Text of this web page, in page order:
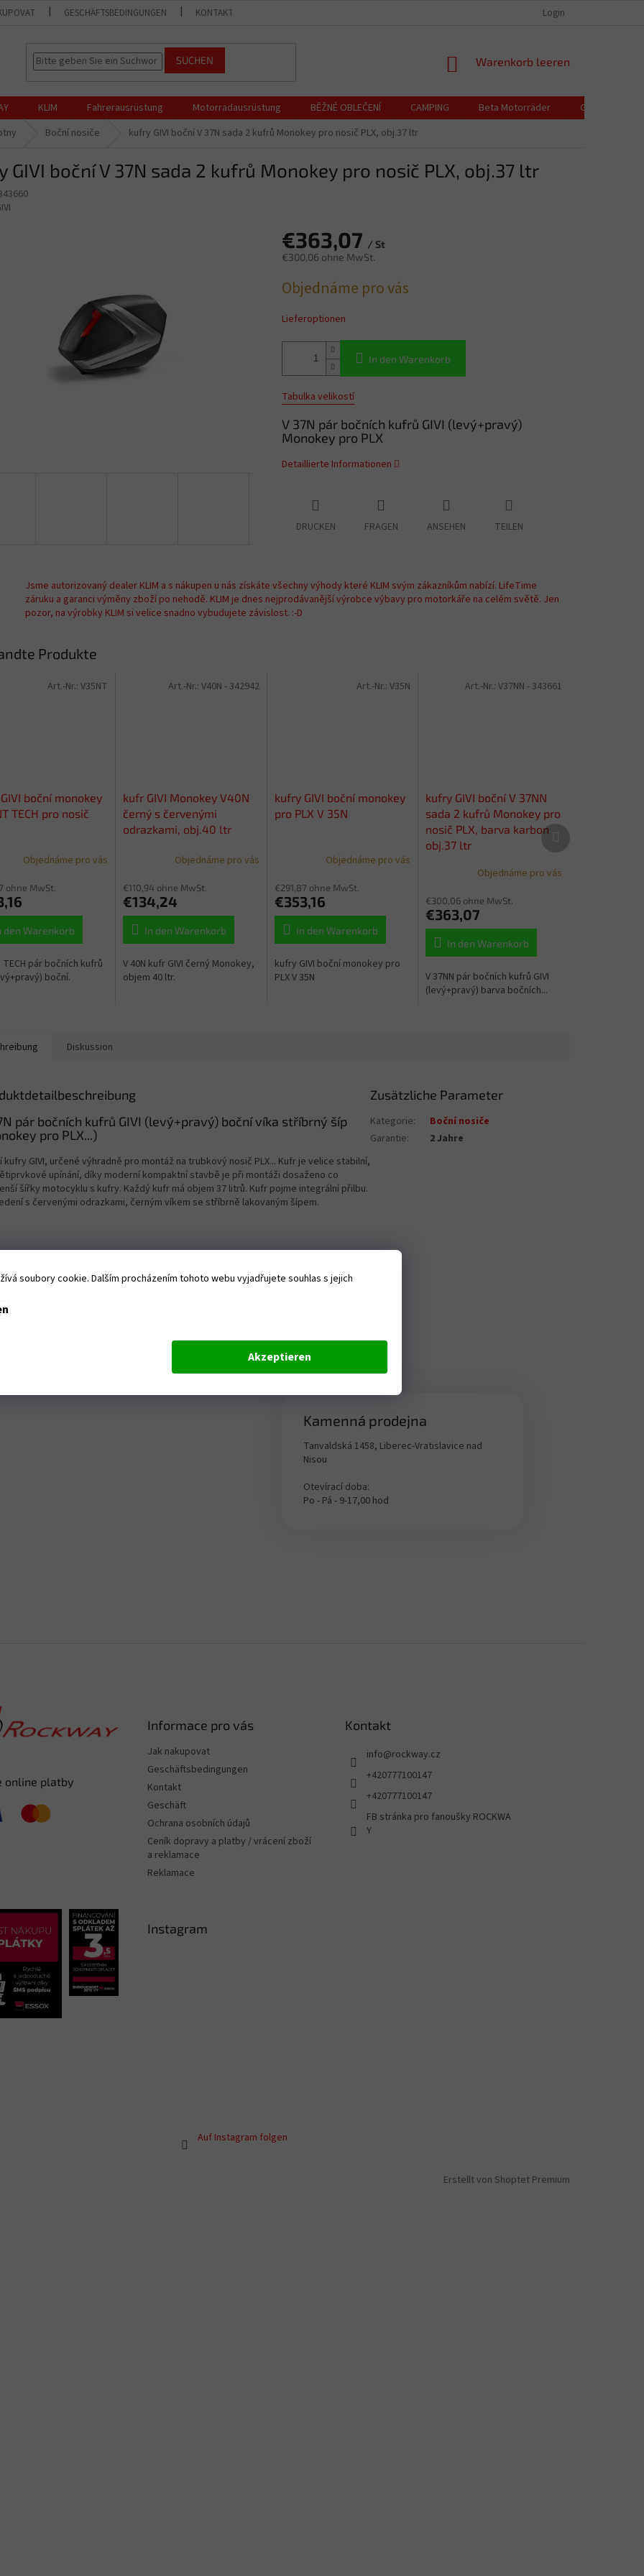
soubory cookie. Dalším procházením tohoto webu vyjadřujete souhlas s jejich
Akzeptieren
GESCHÄFTSBEDINGUNGEN KONTAKT CENÍK DOPRAVY A PLATBY / VRÁCENÍ
Login
SUCHEN WARENKORB
Warenkorb leeren
KLIM Fahrerausrüstung Motorradausrüstung BĚŽNÉ OBLEČENÍ CAMPING Beta Motorräder
Boční nosiče kufry GIVI boční V 37N sada 2 kufrů Monokey pro nosič PLX, obj.37 ltr
GIVI boční V 37N sada 2 kufrů Monokey pro nosič PLX, obj.37 ltr
€363,07 / St
€300,06 ohne MwSt.
Objednáme pro vás
Lieferoptionen
In den Warenkorb
Tabulka velikostí
V 37N pár bočních kufrů GIVI (levý+pravý)
Monokey pro PLX
Detaillierte Informationen
DRUCKEN FRAGEN ANSEHEN TEILEN
Jsme autorizovaný dealer KLIM a s nákupen u nás získáte všechny výhody které KLIM svým zákazníkům nabízí. LifeTime
záruku a garanci výměny zboží po nehodě. KLIM je dnes nejprodávanější výrobce výbavy pro motorkáře na celém světě. Jen
pozor, na výrobky KLIM si velice snadno vybudujete závislost. :-D
Produkte
boční monokey
TECH pro nosič
Objednáme pro vás
ohne MwSt.
den Warenkorb
TECH pár bočních kufrů
boční.
Art.-Nr.: V35NT
kufr GIVI Monokey V40N
černý s červenými
odrazkami, obj.40 ltr
Objednáme pro vás
€110,94 ohne MwSt.
€134,24
In den Warenkorb
V 40N kufr GIVI černý Monokey,
objem 40 ltr.
Art.-Nr.: V40N - 342942
kufry GIVI boční monokey
pro PLX V 35N
Objednáme pro vás
€291,87 ohne MwSt.
€353,16
In den Warenkorb
kufry GIVI boční monokey pro
PLX V 35N
Art.-Nr.:V35N
kufry GIVI boční V 37NN
sada 2 kufrů Monokey pro
nosič PLX, barva karbon
obj.37 ltr
Objednáme pro vás
€300,06 ohne MwSt.
€363,07
In den Warenkorb
V 37NN pár bočních kufrů GIVI
(levý+pravý) barva bočních...
Art.-Nr.: V37NN - 343661
Diskussion
pár bočních kufrů GIVI (levý+pravý) boční víka stříbrný šíp
pro PLX...)
kufry GIVI, určené výhradně pro montáž na trubkový nosič PLX... Kufr je velice stabilní,
upínání, díky moderní kompaktní stavbě je při montáži dosaženo co
šířky motocyklu s kufry. Každý kufr má objem 37 litrů. Kufr pojme integrální přilbu.
s červenými odrazkami, černým víkem se stříbrně lakovaným šípem.
Zusätzliche Parameter
Kategorie:
Boční nosiče
Garantie: 2 Jahre
Kamenná prodejna
Tanvaldská 1458, Liberec-Vratislavice nad
Nisou
Otevírací doba:
Po - Pá - 9-17,00 hod
online platby
Informace pro vás
Jak nakupovat
Geschäftsbedingungen
Kontakt
Geschäft
Ochrana osobních údajů
Ceník dopravy a platby / vrácení zboží
a reklamace
Reklamace
Kontakt
info@rockway.cz
+420777100147
+420777100147
FB stránka pro fanoušky ROCKWA
Y
Instagram
Auf Instagram folgen
Erstellt von Shoptet Premium